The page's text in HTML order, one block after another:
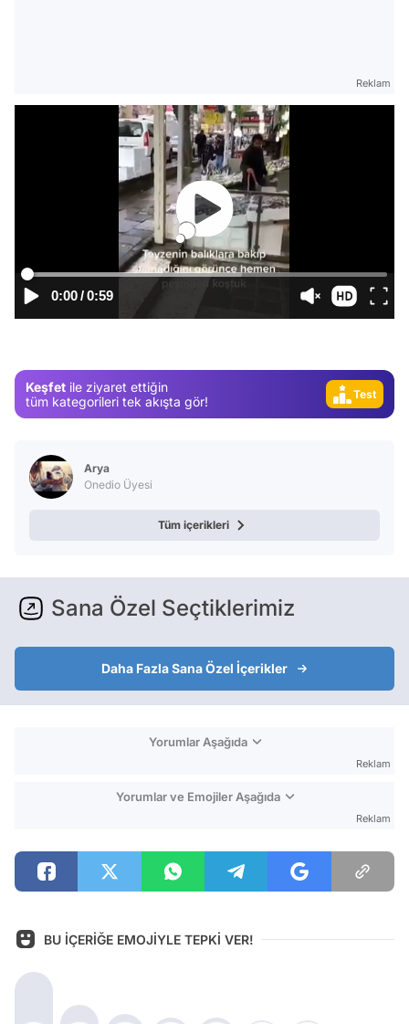
Reklam
0:00/0:59
Keşfet ile ziyaret ettiğin
tüm kategorileri tek akışta gör!
Test
Gündem
Test
Arya
Onedio Üyesi
Tüm içerikleri
Sana Özel Seçtiklerimiz
Daha Fazla Sana Özel İçerikler
Yorumlar Aşağıda
Reklam
Yorumlar ve Emojiler Aşağıda
Reklam
BU İÇERİĞE EMOJİYLE TEPKİ VER!